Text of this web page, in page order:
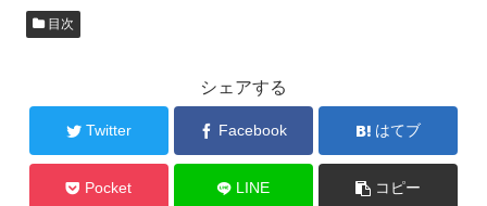
目次
シェアする
Twitter Facebook はてブ
Pocket LINE コピー